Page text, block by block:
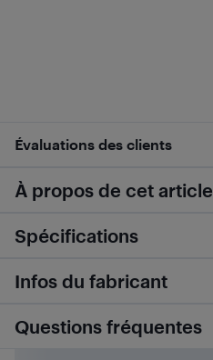
Évaluations des clients
À propos de cet article
Spécifications
Infos du fabricant
Questions fréquentes